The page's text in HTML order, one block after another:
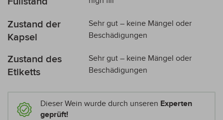
Zustand der
Kapsel
Sehr gut – keine Mängel oder
Beschädigungen
Zustand des
Etiketts
Sehr gut – keine Mängel oder
Beschädigungen
Dieser Wein wurde durch unseren Experten
geprüft!